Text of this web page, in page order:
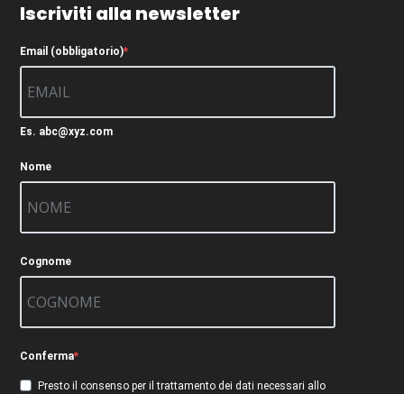
Iscriviti alla newsletter
Email (obbligatorio)
Es. abc@xyz.com
Nome
Cognome
Conferma
Presto il consenso per il trattamento dei dati necessari allo